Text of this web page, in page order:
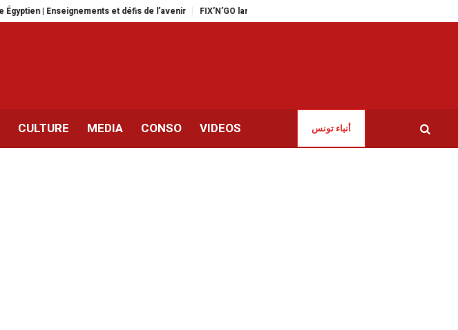
| Enseignements et défis de l’avenir FIX’N’GO lance une application mobile innovante pour les automobilistes
CULTURE MEDIA CONSO VIDEOS أنباء تونس